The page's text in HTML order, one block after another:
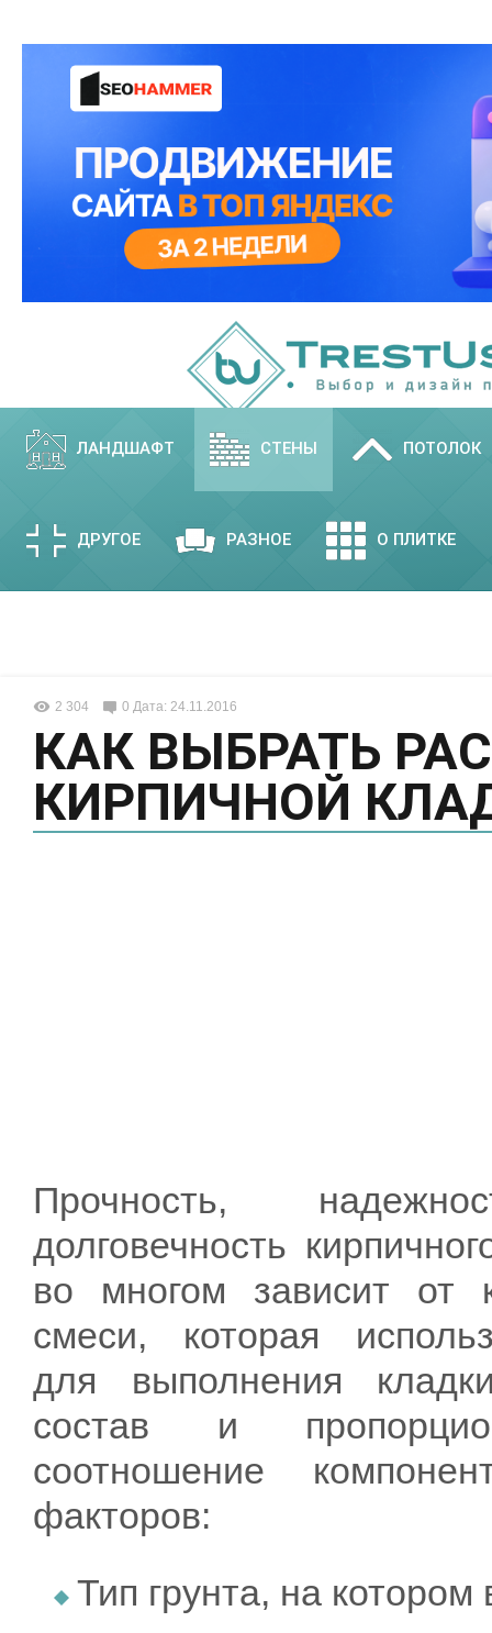
ЛАНДШАФТ СТЕНЫ ПОТОЛОК
ДРУГОЕ РАЗНОЕ О ПЛИТКЕ
2 304 0 Дата: 24.11.2016
КАК ВЫБРАТЬ
КИРПИЧНОЙ
Прочность,
долговечность
во многом зависит от
смеси, которая
для выполнения
состав и
соотношение
факторов:
Тип грунта, на котором